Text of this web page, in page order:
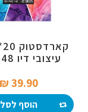
עיצובי דיו 48 דפים
39.90 ₪‎
הוסף לסל